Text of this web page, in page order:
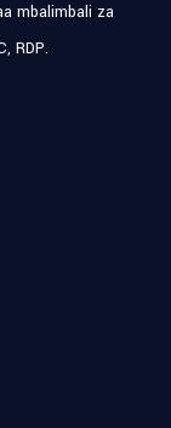
mbalimbali za
RDP.